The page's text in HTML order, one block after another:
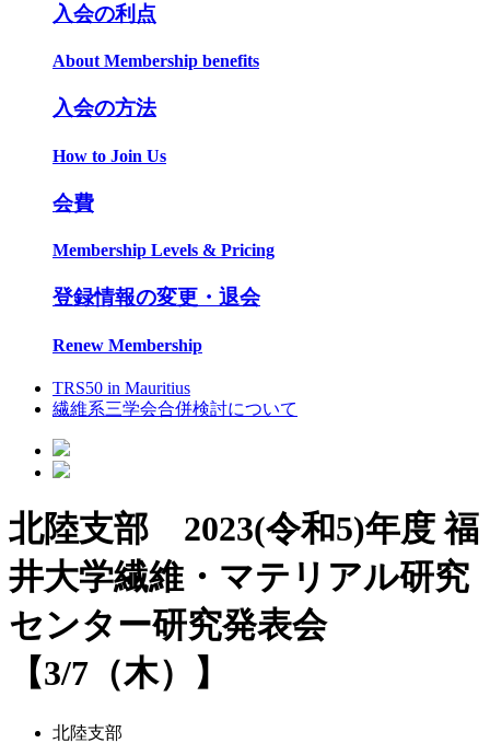
入会の利点
About Membership benefits
入会の方法
How to Join Us
会費
Membership Levels & Pricing
登録情報の変更・退会
Renew Membership
TRS50 in Mauritius
繊維系三学会合併検討について
北陸支部 2023(令和5)年度 福
井大学繊維・マテリアル研究
センター研究発表会
【3/7（木）】
北陸支部